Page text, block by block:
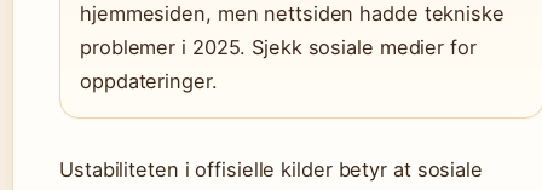
hjemmesiden, men nettsiden hadde tekniske
problemer i 2025. Sjekk sosiale medier for
oppdateringer.
Ustabiliteten i offisielle kilder betyr at sosiale